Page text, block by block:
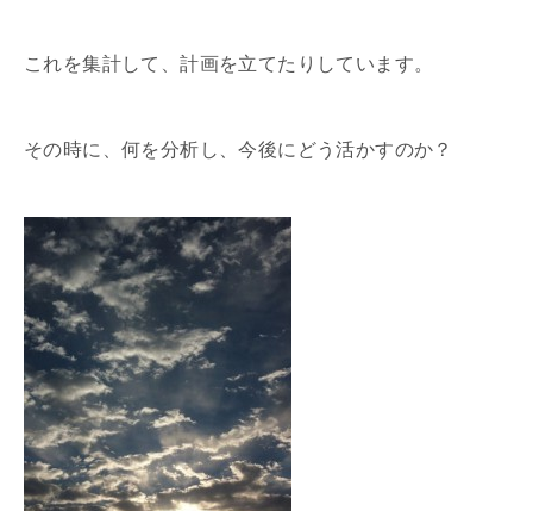
これを集計して、計画を立てたりしています。
その時に、何を分析し、今後にどう活かすのか？